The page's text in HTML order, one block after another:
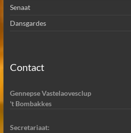
Senaat
Dansgardes
Contact
Gennepse Vastelaovesclup
't Bombakkes
Secretariaat: